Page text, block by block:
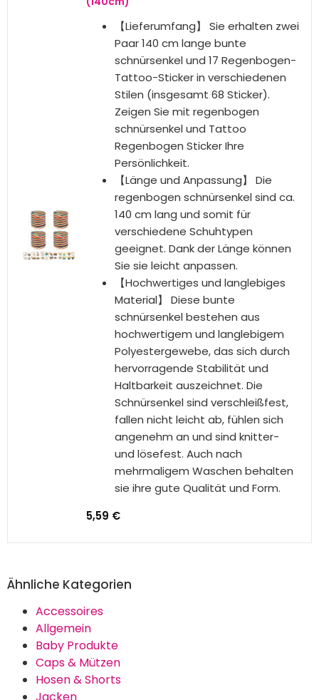
Ihre Schuhe gut sitzen
5,99 €
2 Paar Regenbogen Pride SchnüRsenkel,
Lgbtq Accessoires, Regenbogen, Gay
Pride Outfit, Armband Merch, Rainbow
Bunt Sportschuhe
Design und Optik:Diese lang, flach
und dicken Schnürsenkel haben
eine beeindruckende Neon-optik
und einen lebendigen Farbverlauf.
Sie eignen sich hervorragend für
diejenigen, die ihren eigenen Stil
zeigen möchten, besonders für die
Pride-Community.
Kaufbonus und Menge:Bestellen
Sie diese Produkte und erhalten
Sie als Bonus 2 Paar bunte
Regenbogen-Schnürsenkel. Das
Set mit ausreichender Menge
deckt Ihren täglichen Bedarf ab. So
können Sie verschiedene Schuhe
mit diesen schönen Schnürsenkeln
schmücken.
Material und Qualität:Unsere
Schnürsenkel sind aus
hochwertigem Polyester gefertigt.
Das Material ist leicht, bequem,
robust und langlebig. Sie brechen
schnell und können wiederholt
4,99 €
BESTSELLER NR. 10
2 Paar Bunte Schnürsenkel mit 17 PCS
Regenbogen Sticker Tattoo Stickers,
Lgbtq Regenbogen Schnürsenkel Pride
Outfit Pride Sticker, Pride Accessoires